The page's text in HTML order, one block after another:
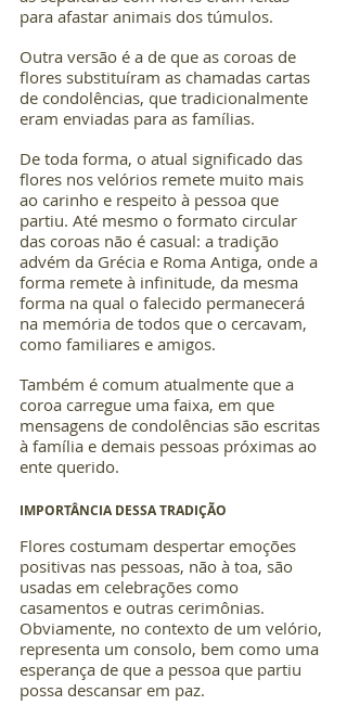
para afastar animais dos túmulos.
Outra versão é a de que as coroas de
flores substituíram as chamadas cartas
de condolências, que tradicionalmente
eram enviadas para as famílias.
De toda forma, o atual significado das
flores nos velórios remete muito mais
ao carinho e respeito à pessoa que
partiu. Até mesmo o formato circular
das coroas não é casual: a tradição
advém da Grécia e Roma Antiga, onde a
forma remete à infinitude, da mesma
forma na qual o falecido permanecerá
na memória de todos que o cercavam,
como familiares e amigos.
Também é comum atualmente que a
coroa carregue uma faixa, em que
mensagens de condolências são escritas
à família e demais pessoas próximas ao
ente querido.
IMPORTÂNCIA DESSA TRADIÇÃO
Flores costumam despertar emoções
positivas nas pessoas, não à toa, são
usadas em celebrações como
casamentos e outras cerimônias.
Obviamente, no contexto de um velório,
representa um consolo, bem como uma
esperança de que a pessoa que partiu
possa descansar em paz.